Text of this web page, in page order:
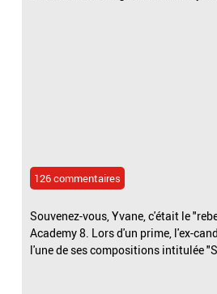
126 commentaires
Souvenez-vous, Yvane, c'était le
Academy 8. Lors d'un prime, l'ex-
l'une de ses compositions intitulée